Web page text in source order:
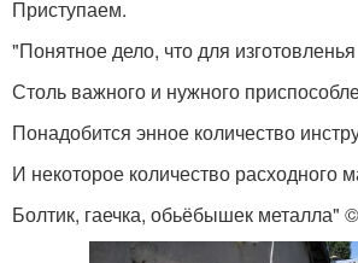
Приступаем.
"Понятное дело, что для изготовленья
Столь важного и нужного
Понадобится энное количество
И некоторое количество расходного
Болтик, гаечка, обьёбышек металла"